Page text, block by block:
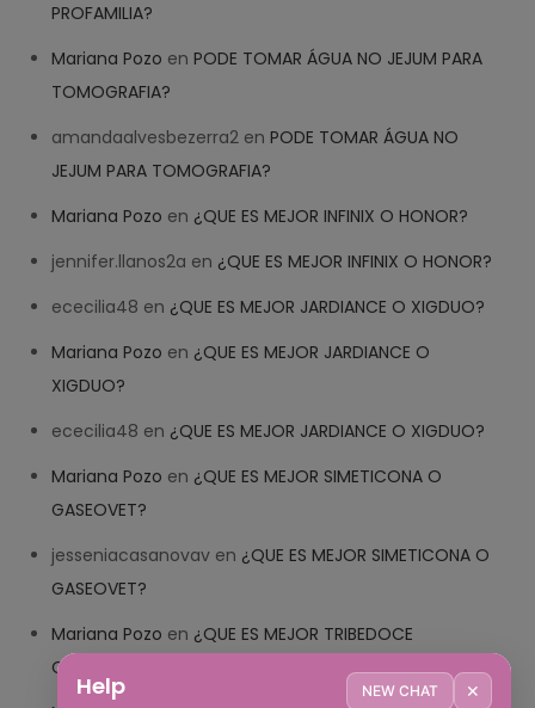
PROFAMILIA?
Mariana Pozo enPODE TOMAR ÁGUA NO JEJUM PARA
TOMOGRAFIA?
amandaalvesbezerra2 enPODE TOMAR ÁGUA NO
JEJUM PARA TOMOGRAFIA?
Mariana Pozo en ¿QUE ES MEJOR INFINIX O HONOR?
jennifer.llanos2a en ¿QUE ES MEJOR INFINIX O HONOR?
ececilia48 en ¿QUE ES MEJOR JARDIANCE O XIGDUO?
Mariana Pozo en ¿QUE ES MEJOR JARDIANCE O
XIGDUO?
ececilia48 en ¿QUE ES MEJOR JARDIANCE O XIGDUO?
Mariana Pozo en ¿QUE ES MEJOR SIMETICONA O
GASEOVET?
jesseniacasanovav en ¿QUE ES MEJOR SIMETICONA O
GASEOVET?
Mariana Pozo en ¿QUE ES MEJOR TRIBEDOCE
COMPUESTO O TRIBEDOCE DX?
Help NEW CHAT ✕